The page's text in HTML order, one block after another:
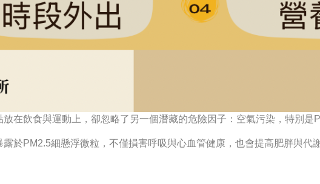
在飲食與運動上，卻忽略了另一個潛藏的危險因子：空氣污染，特別是
於PM2.5細懸浮微粒，不僅損害呼吸與心血管健康，也會提高肥胖與代